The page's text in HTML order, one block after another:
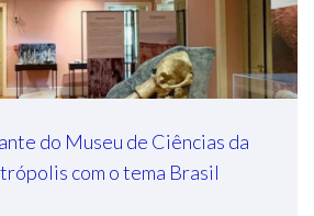
do Museu de Ciências da
com o tema Brasil